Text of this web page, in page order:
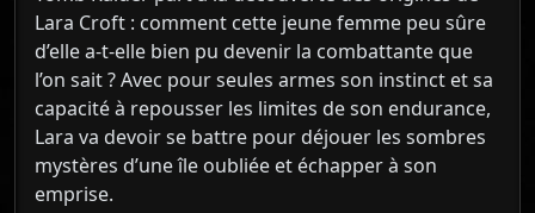
Lara Croft : comment cette jeune femme peu sûre
d’elle a-t-elle bien pu devenir la combattante que
l’on sait ? Avec pour seules armes son instinct et sa
capacité à repousser les limites de son endurance,
Lara va devoir se battre pour déjouer les sombres
mystères d’une île oubliée et échapper à son
emprise.